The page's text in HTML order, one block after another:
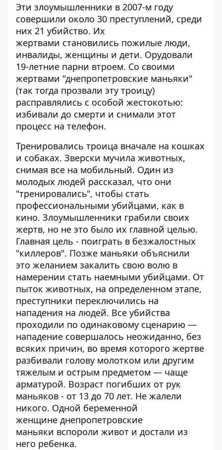
Эти злоумышленники в 2007-м году
совершили около 30 преступлений, среди
них 21 убийство. Их
жертвами становились пожилые люди,
инвалиды, женщины и дети. Орудовали
19-летние парни втроем. Со своими
жертвами "днепропетровские маньяки"
(так тогда прозвали эту троицу)
расправлялись с особой жестокотью:
избивали до смерти и снимали этот
процесс на телефон.
Тренировались троица вначале на кошках
и собаках. Зверски мучила животных,
снимая все на мобильный. Один из
молодых людей рассказал, что они
"тренировались", чтобы стать
профессиональными убийцами, как в
кино. Злоумышленники грабили своих
жертв, но не это было их главной целью.
Главная цель - поиграть в безжалостных
"киллеров". Позже маньяки объяснили
это желанием закалить свою волю в
намерении стать наемными убийцами. От
пыток животных, на определенном этапе,
преступники переключились на
нападения на людей. Все убийства
проходили по одинаковому сценарию —
нападение совершалось неожиданно, без
всяких причин, во время которого жертве
разбивали голову молотком или другим
тяжелым и острым предметом — чаще
арматурой. Возраст погибших от рук
маньяков - от 13 до 70 лет. Не жалели
никого. Одной беременной
женщине днепропетровские
маньяки вспороли живот и достали из
него ребенка.